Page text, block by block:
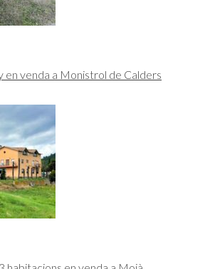
en venda a Monistrol de Calders